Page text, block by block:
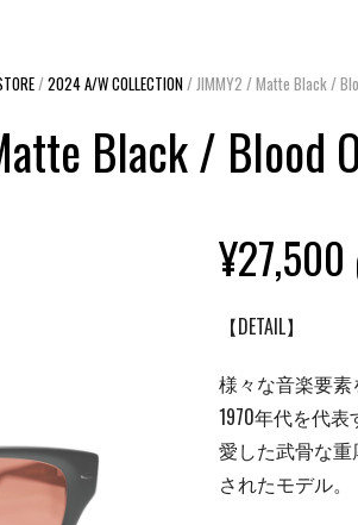
/2024 A/W COLLECTION/ JIMMY2 / Matte Black /
Black / Blood
¥27,500
【DETAIL】
様々な音楽要
1970年代を代表
愛した武骨な
されたモデル。